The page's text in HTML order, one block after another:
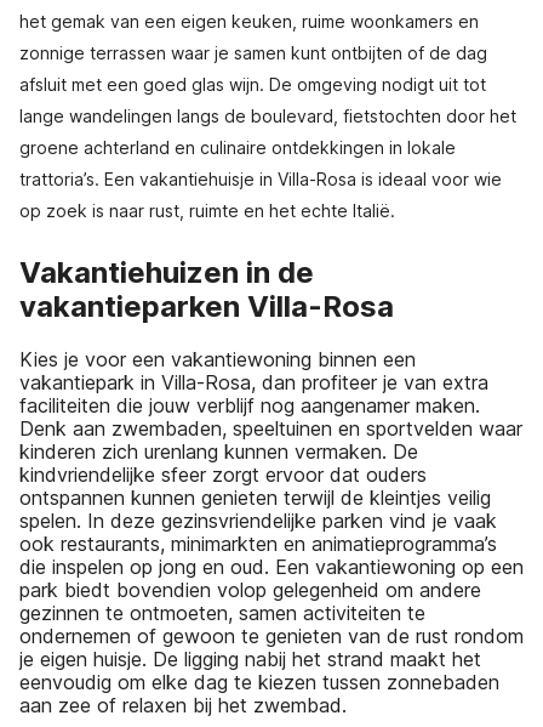
het gemak van een eigen keuken, ruime woonkamers en
zonnige terrassen waar je samen kunt ontbijten of de dag
afsluit met een goed glas wijn. De omgeving nodigt uit tot
lange wandelingen langs de boulevard, fietstochten door het
groene achterland en culinaire ontdekkingen in lokale
trattoria’s. Een vakantiehuisje in Villa-Rosa is ideaal voor wie
op zoek is naar rust, ruimte en het echte Italië.
Vakantiehuizen in de
vakantieparken Villa-Rosa
Kies je voor een vakantiewoning binnen een
vakantiepark in Villa-Rosa, dan profiteer je van extra
faciliteiten die jouw verblijf nog aangenamer maken.
Denk aan zwembaden, speeltuinen en sportvelden waar
kinderen zich urenlang kunnen vermaken. De
kindvriendelijke sfeer zorgt ervoor dat ouders
ontspannen kunnen genieten terwijl de kleintjes veilig
spelen. In deze gezinsvriendelijke parken vind je vaak
ook restaurants, minimarkten en animatieprogramma’s
die inspelen op jong en oud. Een vakantiewoning op een
park biedt bovendien volop gelegenheid om andere
gezinnen te ontmoeten, samen activiteiten te
ondernemen of gewoon te genieten van de rust rondom
je eigen huisje. De ligging nabij het strand maakt het
eenvoudig om elke dag te kiezen tussen zonnebaden
aan zee of relaxen bij het zwembad.